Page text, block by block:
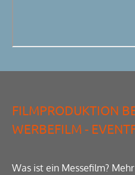
FILMPRODUKTION
WERBEFILM -
Was ist ein Messefilm?